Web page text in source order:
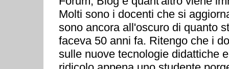
Molti sono i docenti che si
sono ancora all'oscuro di quanto
faceva 50 anni fa. Ritengo che i
sulle nuove tecnologie didattiche